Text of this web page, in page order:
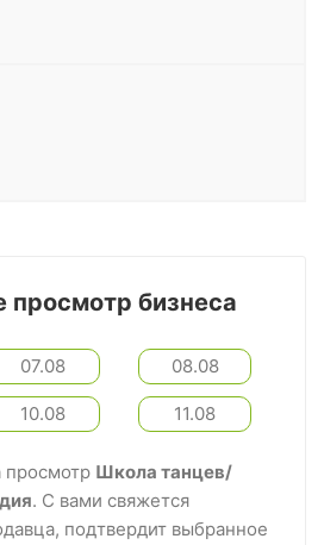
просмотр бизнеса
07.08 08.08
10.08 11.08
просмотр Школа танцев/
. С вами свяжется
подтвердит выбранное